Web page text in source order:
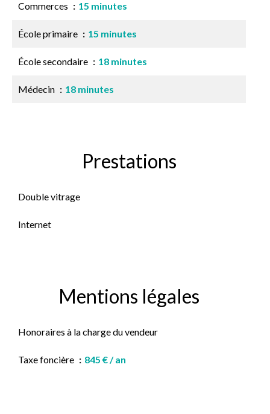
Commerces 15 minutes
École primaire 15 minutes
École secondaire 18 minutes
Médecin 18 minutes
Prestations
Double vitrage
Internet
Mentions légales
Honoraires à la charge du vendeur
Taxe foncière 845 € / an